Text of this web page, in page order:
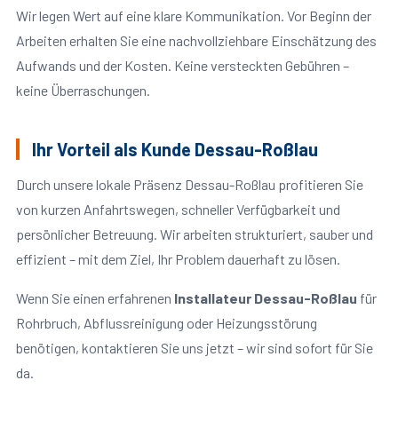
Wir legen Wert auf eine klare Kommunikation. Vor Beginn der
Arbeiten erhalten Sie eine nachvollziehbare Einschätzung des
Aufwands und der Kosten. Keine versteckten Gebühren –
keine Überraschungen.
Ihr Vorteil als Kunde Dessau-Roßlau
Durch unsere lokale Präsenz Dessau-Roßlau profitieren Sie
von kurzen Anfahrtswegen, schneller Verfügbarkeit und
persönlicher Betreuung. Wir arbeiten strukturiert, sauber und
effizient – mit dem Ziel, Ihr Problem dauerhaft zu lösen.
Wenn Sie einen erfahrenen Installateur Dessau-Roßlau für
Rohrbruch, Abflussreinigung oder Heizungsstörung
benötigen, kontaktieren Sie uns jetzt – wir sind sofort für Sie
da.